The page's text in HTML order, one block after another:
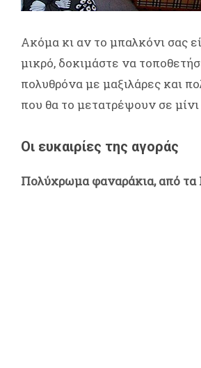
Ακόμα κι αν το μπαλκόνι σας
μικρό, δοκιμάστε να
πολυθρόνα με μαξιλάρες και
που θα το μετατρέψουν σε
Οι ευκαιρίες της αγοράς
Πολύχρωμα φαναράκια, από